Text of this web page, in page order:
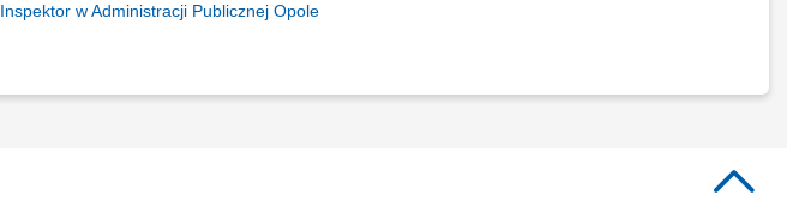
Inspektor w Administracji Publicznej Opole